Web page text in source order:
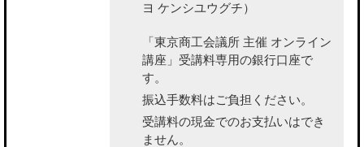
ヨ ケンシユウグチ）
「東京商工会議所 主催 オンライン
講座」受講料専用の銀行口座で
す。
振込手数料はご負担ください。
受講料の現金でのお支払いはでき
ません。